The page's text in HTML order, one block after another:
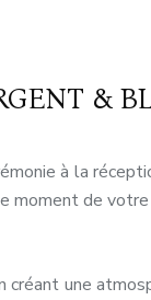
&
à la
moment de
une